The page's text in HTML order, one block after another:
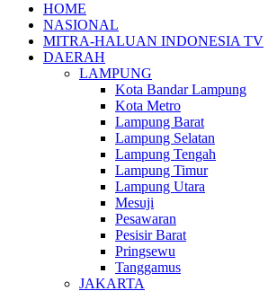
HOME
NASIONAL
MITRA-HALUAN INDONESIA TV
DAERAH
LAMPUNG
Kota Bandar Lampung
Kota Metro
Lampung Barat
Lampung Selatan
Lampung Tengah
Lampung Timur
Lampung Utara
Mesuji
Pesawaran
Pesisir Barat
Pringsewu
Tanggamus
JAKARTA